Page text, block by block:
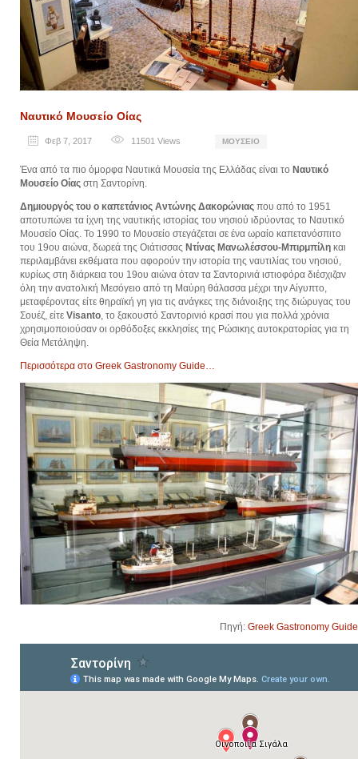
Ναυτικό Μουσείο Οίας
Φεβ 7, 2017 11501 Views ΜΟΥΣΕΊΟ
Ένα από τα πιο όμορφα Ναυτικά Μουσεία της Ελλάδας είναι το Ναυτικό
Μουσείο Οίας στη Σαντορίνη.
Δημιουργός του ο καπετάνιος Αντώνης Δακορώνιας που από το 1951
αποτυπώνει τα ίχνη της ναυτικής ιστορίας του νησιού ιδρύοντας το Ναυτικό
Μουσείο Οίας. Το 1990 το Μουσείο στεγάζεται σε ένα ωραίο καπετανόσπιτο
του 19ου αιώνα, δωρεά της Οιάτισσας Ντίνας Μανωλέσσου-Μπιρμπίλη και
περιλαμβάνει εκθέματα που αφορούν την ιστορία της ναυτιλίας του νησιού,
κυρίως στη διάρκεια του 19ου αιώνα όταν τα Σαντορινιά ιστιοφόρα διέσχιζαν
όλη την ανατολική Μεσόγειο από τη Μαύρη θάλασσα μέχρι την Αίγυπτο,
μεταφέροντας είτε θηραϊκή γη για τις ανάγκες της διάνοιξης της διώρυγας του
Σουέζ, είτε Visanto , το ξακουστό Σαντορινιό κρασί που για πολλά χρόνια
χρησιμοποιούσαν οι ορθόδοξες εκκλησίες της Ρώσικης αυτοκρατορίας για τη
Θεία Μετάληψη.
Περισσότερα στο Greek Gastronomy Guide…
Πηγή: Greek Gastronomy Guide